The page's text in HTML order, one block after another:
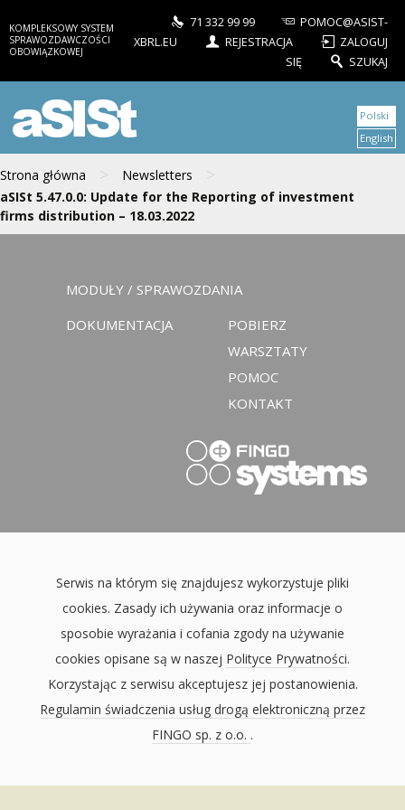
KOMPLEKSOWY SYSTEM
SPRAWOZDAWCZOŚCI
OBOWIĄZKOWEJ
71 332 99 99
POMOC@ASIST-
XBRL.EU
REJESTRACJA
ZALOGUJ
SIĘ
SZUKAJ
aSISt
Strona główna > Newsletters >
aSISt 5.47.0.0: Update for the Reporting of investment
firms distribution – 18.03.2022
Polski
English
MODUŁY / SPRAWOZDANIA
DOKUMENTACJA
POBIERZ
WARSZTATY
POMOC
KONTAKT
Serwis na którym się znajdujesz wykorzystuje pliki
cookies. Zasady ich używania oraz informacje o
sposobie wyrażania i cofania zgody na używanie
cookies opisane są w naszej Polityce Prywatności.
Korzystając z serwisu akceptujesz jej postanowienia.
Regulamin świadczenia usług drogą elektroniczną przez
FINGO sp. z o.o. .